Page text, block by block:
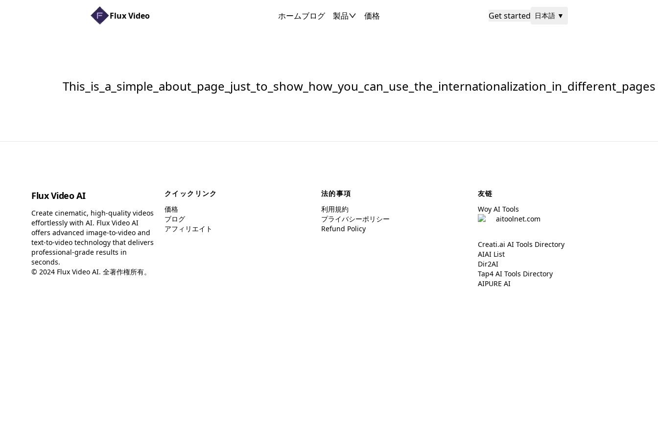
Flux Video ホームブログ 製品 価格 Get started 日本語 ▼
This_is_a_simple_about_page_just_to_show_how_you_can_use_the_internationalization_in_different_pages
Flux Video AI
Create cinematic, high-quality videos
effortlessly with AI. Flux Video AI
offers advanced image-to-video and
text-to-video technology that delivers
professional-grade results in
seconds.
© 2024 Flux Video AI. 全著作権所有。
クイックリンク
価格
ブログ
アフィリエイト
法的事項
利用規約
プライバシーポリシー
Refund Policy
友链
Woy AI Tools
Creati.ai AI Tools Directory
AIAI List
Dir2AI
Tap4 AI Tools Directory
AIPURE AI